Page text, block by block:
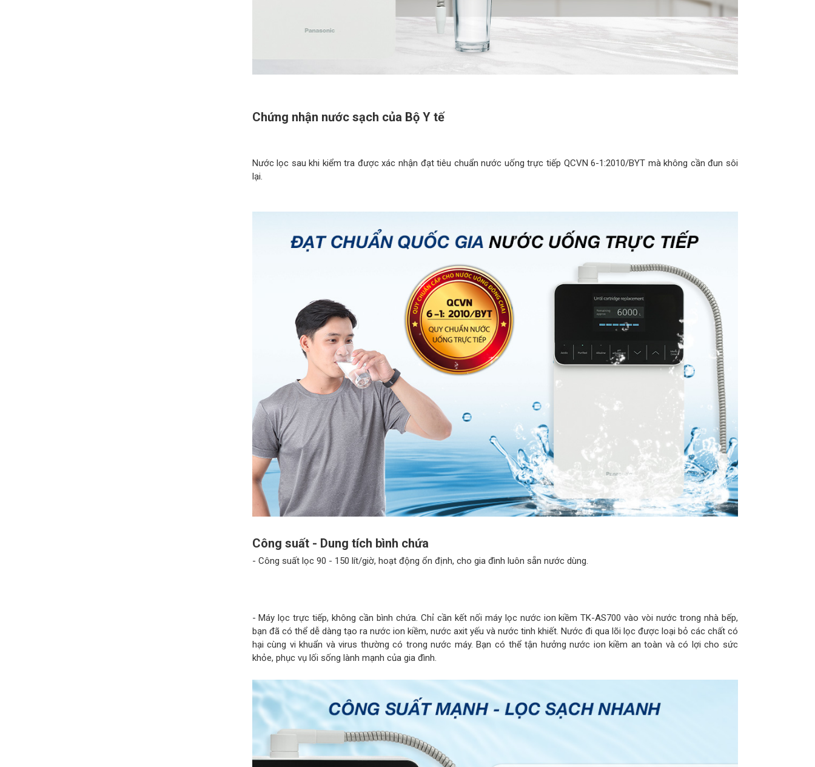
Chứng nhận nước sạch của Bộ Y tế
Nước lọc sau khi kiểm tra được xác nhận đạt tiêu chuẩn nước uống trực tiếp QCVN 6-1:2010/BYT mà không cần đun sôi
lại.
Công suất - Dung tích bình chứa
- Công suất lọc 90 - 150 lít/giờ, hoạt động ổn định, cho gia đình luôn sẵn nước dùng.
- Máy lọc trực tiếp, không cần bình chứa. Chỉ cần kết nối máy lọc nước ion kiềm TK-AS700 vào vòi nước trong nhà bếp,
bạn đã có thể dễ dàng tạo ra nước ion kiềm, nước axit yếu và nước tinh khiết. Nước đi qua lõi lọc được loại bỏ các chất có
hại cùng vi khuẩn và virus thường có trong nước máy. Bạn có thể tận hưởng nước ion kiềm an toàn và có lợi cho sức
khỏe, phục vụ lối sống lành mạnh của gia đình.